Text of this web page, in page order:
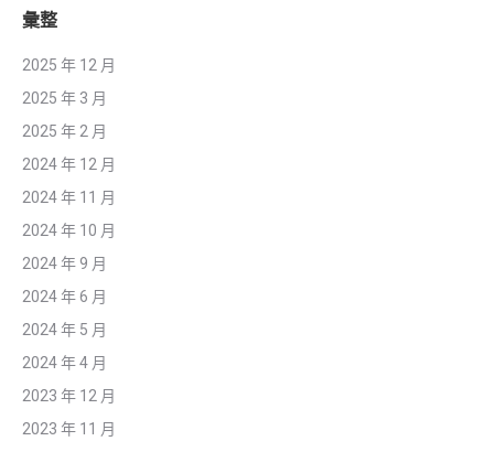
彙整
2025 年 12 月
2025 年 3 月
2025 年 2 月
2024 年 12 月
2024 年 11 月
2024 年 10 月
2024 年 9 月
2024 年 6 月
2024 年 5 月
2024 年 4 月
2023 年 12 月
2023 年 11 月